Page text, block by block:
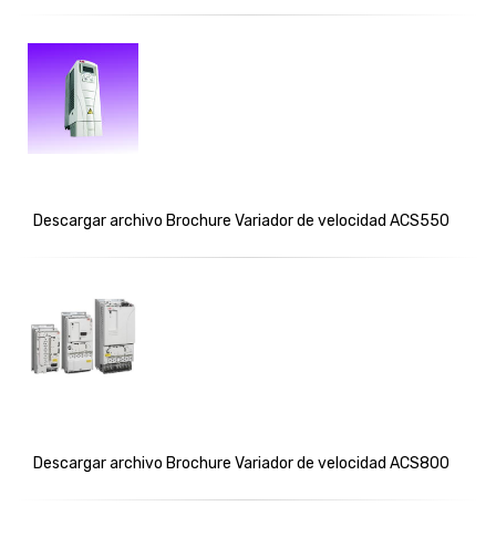
Descargar archivo Brochure Variador de velocidad ACS550
Descargar archivo Brochure Variador de velocidad ACS800